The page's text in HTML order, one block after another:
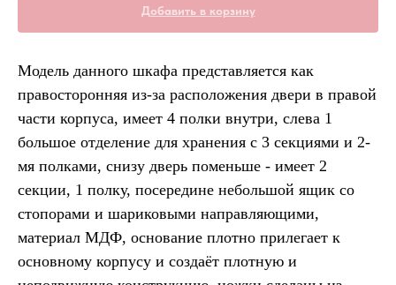
Добавить в корзину
Модель данного шкафа представляется как
правосторонняя из-за расположения двери в правой
части корпуса, имеет 4 полки внутри, слева 1
большое отделение для хранения с 3 секциями и 2-
мя полками, снизу дверь поменьше - имеет 2
секции, 1 полку, посередине небольшой ящик со
стопорами и шариковыми направляющими,
материал МДФ, основание плотно прилегает к
основному корпусу и создаёт плотную и